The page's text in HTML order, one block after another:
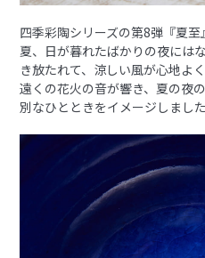
四季彩陶シリーズの第8弾『夏
夏、日が暮れたばかりの夜には
き放たれて、涼しい風が心地よ
遠くの花火の音が響き、夏の夜
別なひとときをイメージしました